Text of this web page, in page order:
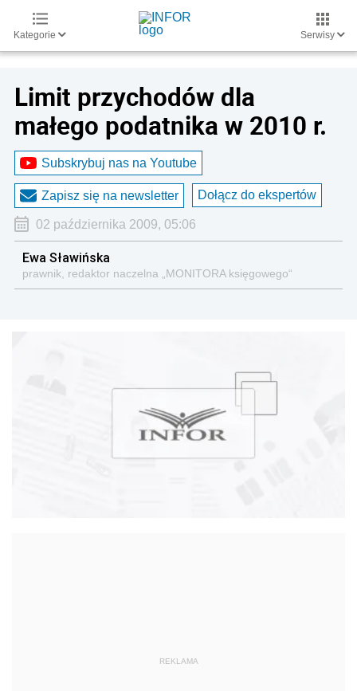
Kategorie Serwisy
Limit przychodów dla
małego podatnika w 2010 r.
Subskrybuj nas na Youtube
Zapisz się na newsletter Dołącz do ekspertów
02 października 2009, 05:06
Ewa Sławińska
prawnik, redaktor naczelna „MONITORA księgowego“